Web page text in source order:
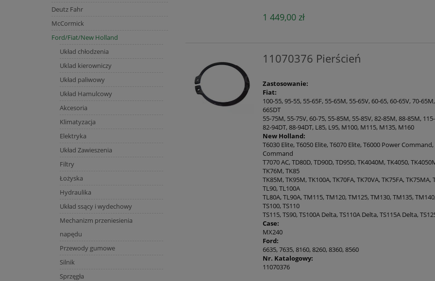
Deutz Fahr
McCormick
Ford/Fiat/New Holland
Układ chłodzenia
Uklad kierowniczy
Układ paliwowy
Układ Hamulcowy
Akcesoria
Klimatyzacja
Elektryka
Układ Zawieszenia
Filtry
Łożyska
Hydraulika
Układ ssący i wydechowy
Mechanizm przeniesienia
napędu
Przewody gumowe
Silnik
Sprzęgła
1 449,00 zł
11070376 Pierścień
Zastosowanie:
Fiat:
100-55, 95-55, 55-65F, 55-65M, 55-65V, 60-65, 60-65V, 70-
66SDT
55-75M, 55-75V, 60-75, 55-85M, 55-85V, 82-85M, 88-85M,
82-94DT, 88-94DT, L85, L95, M100, M115, M135, M160
New Holland:
T6030 Elite, T6050 Elite, T6070 Elite, T6000 Power
Command
T7070 AC, TD80D, TD90D, TD95D, TK4040M, TK4050,
TK76M, TK85
TK85M, TK95M, TK100A, TK70FA, TK70VA, TK75FA,
TL90, TL100A
TL80A, TL90A, TM115, TM120, TM125, TM130, TM135,
TS100, TS110
TS115, TS90, TS100A Delta, TS110A Delta, TS115A Delta,
Case:
MX240
Ford:
6635, 7635, 8160, 8260, 8360, 8560
Nr. Katalogowy:
11070376